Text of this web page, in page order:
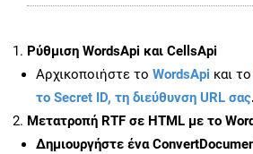
Ρύθμιση WordsApi και CellsApi
Αρχικοποιήστε το WordsApi και το
το Secret ID, τη διεύθυνση URL σας
Μετατροπή RTF σε HTML με το
Δημιουργήστε ένα